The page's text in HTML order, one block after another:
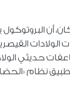
أن
حديثي
نظام